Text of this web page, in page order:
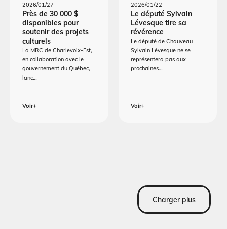
2026/01/27
Près de 30 000 $
disponibles pour
soutenir des projets
culturels
La MRC de Charlevoix-Est,
en collaboration avec le
gouvernement du Québec,
lanc…
Voir+
2026/01/22
Le député Sylvain
Lévesque tire sa
révérence
Le député de Chauveau
Sylvain Lévesque ne se
représentera pas aux
prochaines…
Voir+
Charger plus